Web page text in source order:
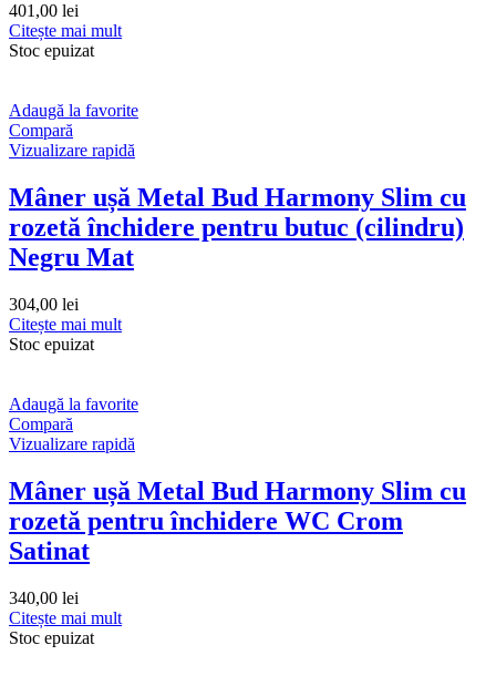
401,00 lei
Citește mai mult
Stoc epuizat
Adaugă la favorite
Compară
Vizualizare rapidă
Mâner ușă Metal Bud Harmony Slim cu
rozetă închidere pentru butuc (cilindru)
Negru Mat
304,00 lei
Citește mai mult
Stoc epuizat
Adaugă la favorite
Compară
Vizualizare rapidă
Mâner ușă Metal Bud Harmony Slim cu
rozetă pentru închidere WC Crom
Satinat
340,00 lei
Citește mai mult
Stoc epuizat